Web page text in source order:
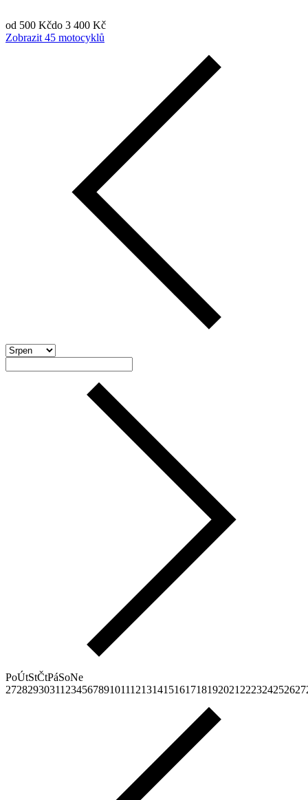
od 500 Kčdo 3 400 Kč
Zobrazit 45 motocyklů
PoÚtStČtPáSoNe
27282930311 23456789101112131415161718192021 222324252627